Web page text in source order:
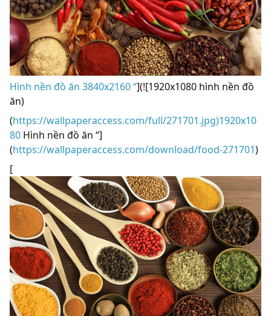
Hình nền đồ ăn 3840x2160 “](![1920x1080 hình nền đồ
ăn)
(https://wallpaperaccess.com/full/271701.jpg)1920x10
80 Hình nền đồ ăn “]
(https://wallpaperaccess.com/download/food-271701)
[